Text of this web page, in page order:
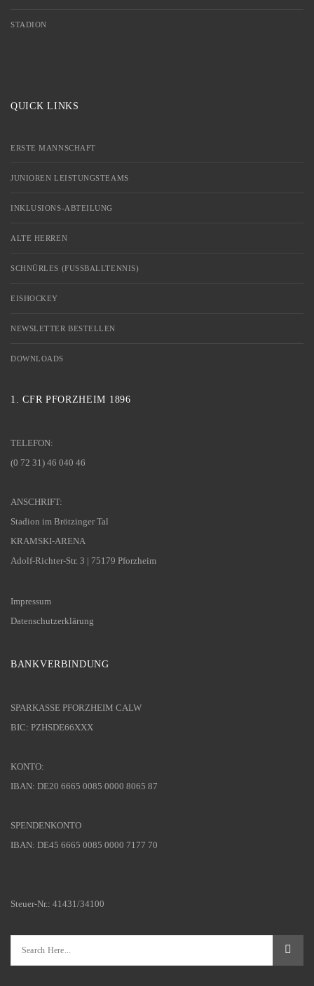
STADION
QUICK LINKS
ERSTE MANNSCHAFT
JUNIOREN LEISTUNGSTEAMS
INKLUSIONS-ABTEILUNG
ALTE HERREN
SCHNÜRLES (FUSSBALLTENNIS)
EISHOCKEY
NEWSLETTER BESTELLEN
DOWNLOADS
1. CFR PFORZHEIM 1896
TELEFON:
(0 72 31) 46 040 46
ANSCHRIFT:
Stadion im Brötzinger Tal
KRAMSKI-ARENA
Adolf-Richter-Str. 3 | 75179 Pforzheim
Impressum
Datenschutzerklärung
BANKVERBINDUNG
SPARKASSE PFORZHEIM CALW
BIC: PZHSDE66XXX
KONTO:
IBAN: DE20 6665 0085 0000 8065 87
SPENDENKONTO
IBAN: DE45 6665 0085 0000 7177 70
Steuer-Nr.: 41431/34100